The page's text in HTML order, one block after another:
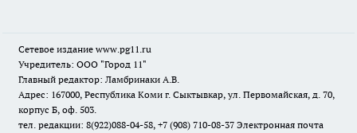
Сетевое издание www.pg11.ru
Учредитель: ООО "Город 11"
Главный редактор: Ламбринаки А.В.
Адрес: 167000, Республика Коми г. Сыктывкар, ул. Первомайская, д. 70,
корпус Б, оф. 503.
тел. редакции: 8(922)088-04-58, +7 (908) 710-08-37 Электронная почта